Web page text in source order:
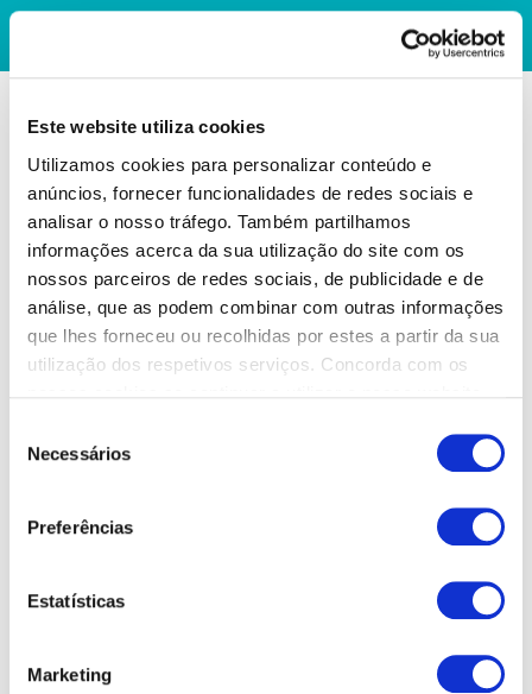
Este website utiliza cookies
Utilizamos cookies para personalizar conteúdo e
anúncios, fornecer funcionalidades de redes sociais e
analisar o nosso tráfego. Também partilhamos
informações acerca da sua utilização do site com os
nossos parceiros de redes sociais, de publicidade e de
análise, que as podem combinar com outras informações
que lhes forneceu ou recolhidas por estes a partir da sua
utilização dos respetivos serviços. Concorda com os
Necessários
Preferências
Estatísticas
Marketing